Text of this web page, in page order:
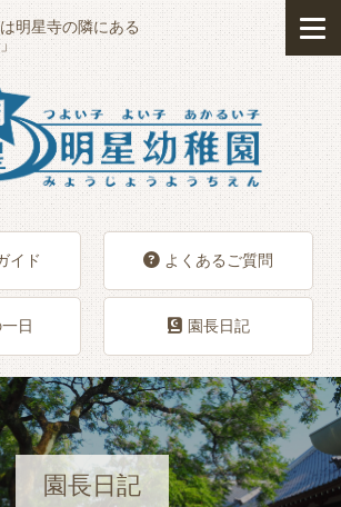
明星寺の隣にある
イド よくあるご質問
日 園長日記
園長日記